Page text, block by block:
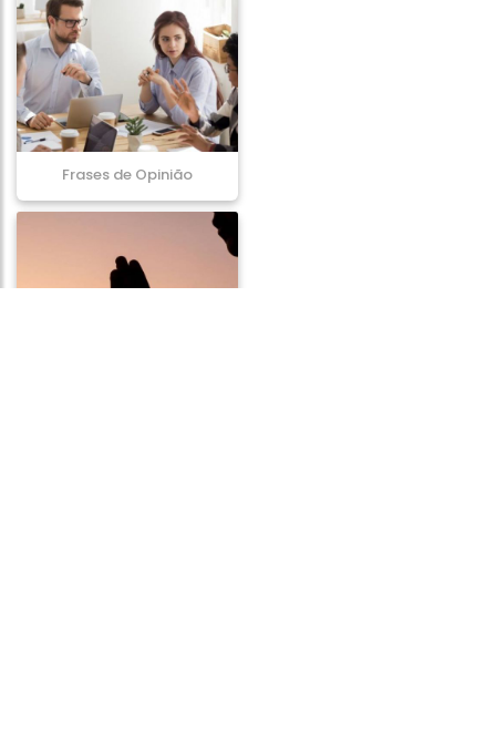
Frases de Opinião